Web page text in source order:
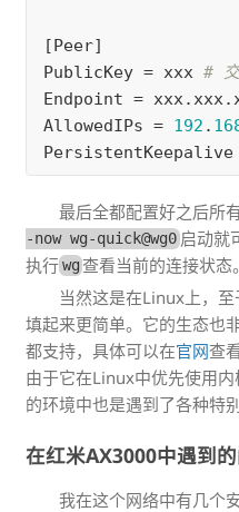
[Peer
PublicKey = xxx
Endpoint = xxx.xxx.
AllowedIPs = 192 .
PersistentKeepalive
最后全都配置好之后所
-now wg-quick@wg0启动就
执行wg 查看当前的连接状态。
当然这是在Linux上，至
填起来更简单。它的生态也
都支持，具体可以在官网查
由于它在Linux中优先使用
的环境中也是遇到了各种特
在红米AX3000中遇到
我在这个网络中有几个